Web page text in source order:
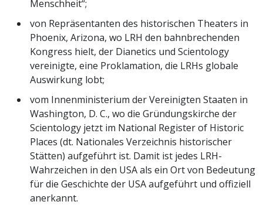
Menschheit“;
von Repräsentanten des historischen Theaters in
Phoenix, Arizona, wo LRH den bahnbrechenden
Kongress hielt, der Dianetics und Scientology
vereinigte, eine Proklamation, die LRHs globale
Auswirkung lobt;
vom Innenministerium der Vereinigten Staaten in
Washington, D. C., wo die Gründungskirche der
Scientology jetzt im National Register of Historic
Places (dt. Nationales Verzeichnis historischer
Stätten) aufgeführt ist. Damit ist jedes LRH-
Wahrzeichen in den USA als ein Ort von Bedeutung
für die Geschichte der USA aufgeführt und offiziell
anerkannt.